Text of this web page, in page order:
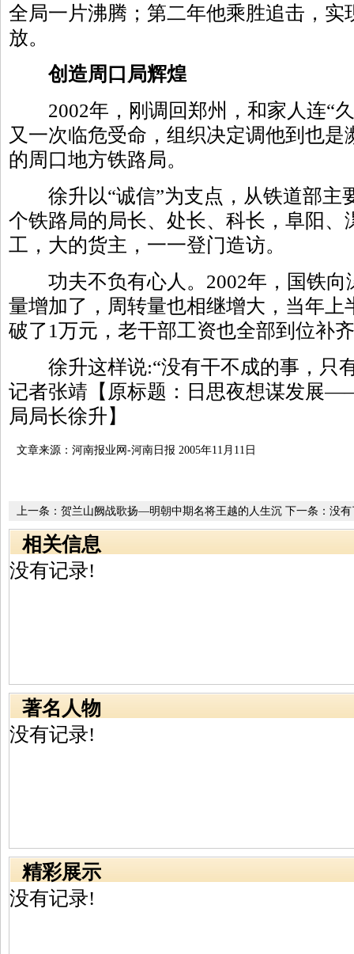
全局一片沸腾；第二年他乘胜追击，实
放。
创造周口局辉煌
2002年，刚调回郑州，和家人连“久
又一次临危受命，组织决定调他到也
的周口地方铁路局。
徐升以“诚信”为支点，从铁道部主
个铁路局的局长、处长、科长，阜阳、
工，大的货主，一一登门造访。
功夫不负有心人。2002年，国铁向
量增加了，周转量也相继增大，当年上
破了1万元，老干部工资也全部到位补
徐升这样说:“没有干不成的事，只
记者张靖【原标题：日思夜想谋发展
局局长徐升】
文章来源：河南报业网-河南日报 2005年11月11日
下一条：没有
上一条： 贺兰山阙战歌扬—明朝中期名将王越的人生沉
浮
相关信息
没有记录!
著名人物
没有记录!
精彩展示
没有记录!